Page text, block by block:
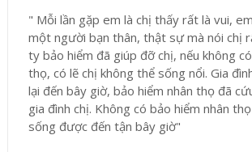
" Mỗi lần gặp em là chị thấy rất là vui,
một người bạn thân, thật sự mà nói chị
ty bảo hiểm đã giúp đỡ chị, nếu không
thọ, có lẽ chị không thể sống nổi. Gia
lại đến bây giờ, bảo hiểm nhân thọ đã
gia đình chị. Không có bảo hiểm nhân
sống được đến tận bây giờ"